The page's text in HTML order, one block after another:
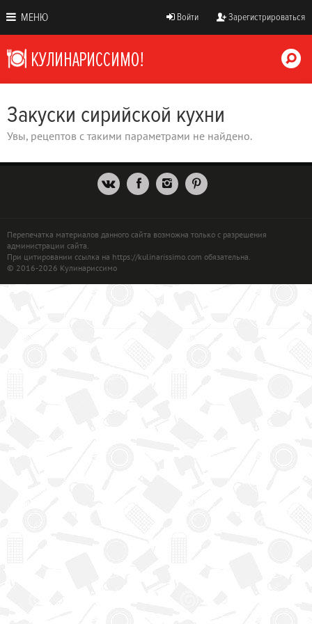
МЕНЮ Войти Зарегистрироваться
Закуски сирийской кухни
Увы, рецептов с такими параметрами не найдено.
Перепечатка материалов данного сайта возможна только с разрешения
администрации сайта.
При цитировании ссылка на https://kulinarissimo.com обязательна.
© 2016-2026 Кулинариссимо